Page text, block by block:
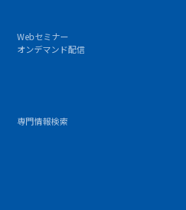
Webセミナー
オンデマンド配信
専門情報検索